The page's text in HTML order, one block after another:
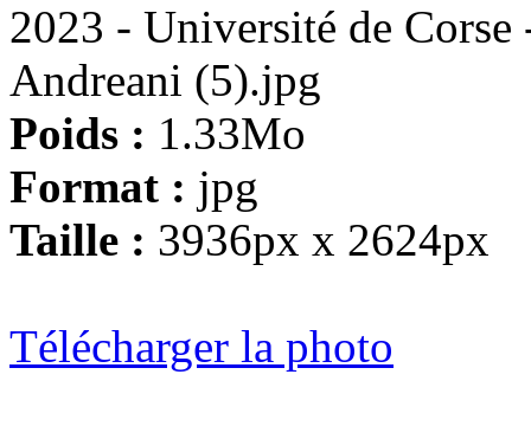
2023 - Université de
Andreani (5).jpg
Poids : 1.33Mo
Format : jpg
Taille : 3936px x 2624px
Télécharger la photo